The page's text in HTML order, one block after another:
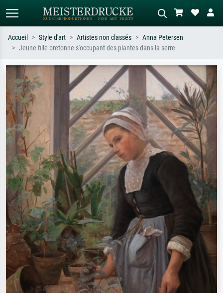
Recherchez par artiste, titre ou style –
ex. Monet, Nuit étoilée,
impressionnisme, vague de Hokusai,
Décrivez la scène – ex. prairie verte,
abstrait avec beaucoup de rouge,
tableau sombre, nu debout près d'un
arbre.
Accueil Style d'art Artistes non classés
Anna Petersen
Jeune fille bretonne s'occupant des plantes dans la serre